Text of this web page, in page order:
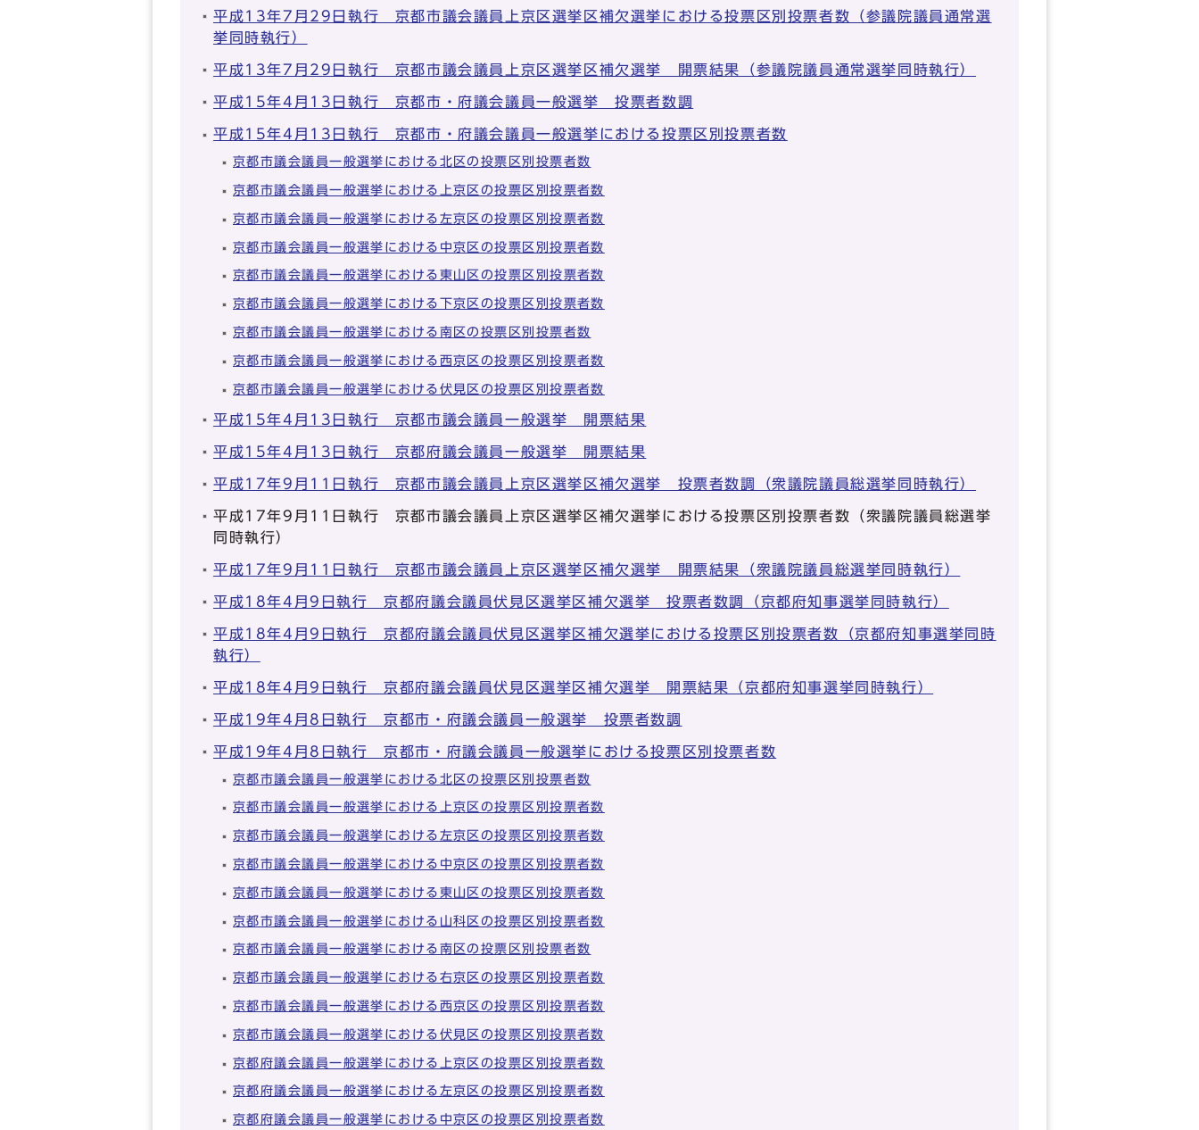
平成13年7月29日執行 京都市議会議員上京区選挙区補欠選挙における投票区別投票者数（参議院議員通常選
挙同時執行）
平成13年7月29日執行 京都市議会議員上京区選挙区補欠選挙 開票結果（参議院議員通常選挙同時執行）
平成15年4月13日執行 京都市・府議会議員一般選挙 投票者数調
平成15年4月13日執行 京都市・府議会議員一般選挙における投票区別投票者数
京都市議会議員一般選挙における北区の投票区別投票者数
京都市議会議員一般選挙における上京区の投票区別投票者数
京都市議会議員一般選挙における左京区の投票区別投票者数
京都市議会議員一般選挙における中京区の投票区別投票者数
京都市議会議員一般選挙における東山区の投票区別投票者数
京都市議会議員一般選挙における下京区の投票区別投票者数
京都市議会議員一般選挙における南区の投票区別投票者数
京都市議会議員一般選挙における西京区の投票区別投票者数
京都市議会議員一般選挙における伏見区の投票区別投票者数
平成15年4月13日執行 京都市議会議員一般選挙 開票結果
平成15年4月13日執行 京都府議会議員一般選挙 開票結果
平成17年9月11日執行 京都市議会議員上京区選挙区補欠選挙 投票者数調（衆議院議員総選挙同時執行）
平成17年9月11日執行 京都市議会議員上京区選挙区補欠選挙における投票区別投票者数（衆議院議員総選挙
同時執行）
平成17年9月11日執行 京都市議会議員上京区選挙区補欠選挙 開票結果（衆議院議員総選挙同時執行）
平成18年4月9日執行 京都府議会議員伏見区選挙区補欠選挙 投票者数調（京都府知事選挙同時執行）
平成18年4月9日執行 京都府議会議員伏見区選挙区補欠選挙における投票区別投票者数（京都府知事選挙同時
執行）
平成18年4月9日執行 京都府議会議員伏見区選挙区補欠選挙 開票結果（京都府知事選挙同時執行）
平成19年4月8日執行 京都市・府議会議員一般選挙 投票者数調
平成19年4月8日執行 京都市・府議会議員一般選挙における投票区別投票者数
京都市議会議員一般選挙における北区の投票区別投票者数
京都市議会議員一般選挙における上京区の投票区別投票者数
京都市議会議員一般選挙における左京区の投票区別投票者数
京都市議会議員一般選挙における中京区の投票区別投票者数
京都市議会議員一般選挙における東山区の投票区別投票者数
京都市議会議員一般選挙における山科区の投票区別投票者数
京都市議会議員一般選挙における南区の投票区別投票者数
京都市議会議員一般選挙における右京区の投票区別投票者数
京都市議会議員一般選挙における西京区の投票区別投票者数
京都市議会議員一般選挙における伏見区の投票区別投票者数
京都府議会議員一般選挙における上京区の投票区別投票者数
京都府議会議員一般選挙における左京区の投票区別投票者数
京都府議会議員一般選挙における中京区の投票区別投票者数